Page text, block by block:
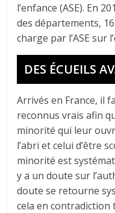
l’enfance (ASE). En
des départements,
charge par l’ASE sur
DES ÉCUEILS
Arrivés en France, il
reconnus vrais afin
minorité qui leur
l’abri et celui d’être
minorité est
y a un doute sur
doute se retourne
cela en contradiction